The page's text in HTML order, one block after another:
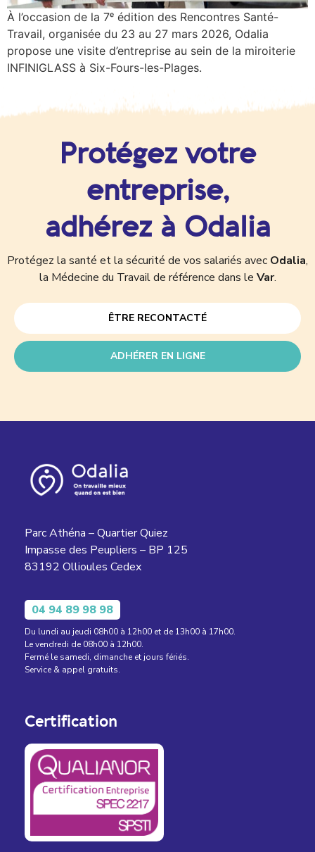
À l’occasion de la 7ᵉ édition des Rencontres Santé-
Travail, organisée du 23 au 27 mars 2026, Odalia
propose une visite d’entreprise au sein de la miroiterie
INFINIGLASS à Six-Fours-les-Plages.
Protégez votre
entreprise,
adhérez à Odalia
Protégez la santé et la sécurité de vos salariés avec Odalia,
la Médecine du Travail de référence dans le Var.
ÊTRE RECONTACTÉ
ADHÉRER EN LIGNE
Parc Athéna – Quartier Quiez
Impasse des Peupliers – BP 125
83192 Ollioules Cedex
04 94 89 98 98
Du lundi au jeudi 08h00 à 12h00 et de 13h00 à 17h00.
Le vendredi de 08h00 à 12h00.
Fermé le samedi, dimanche et jours fériés.
Service & appel gratuits.
Certification